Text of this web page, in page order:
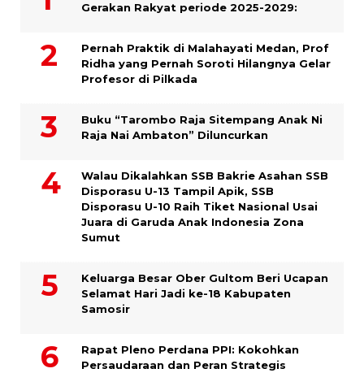
Gerakan Rakyat periode 2025-2029:
Pernah Praktik di Malahayati Medan, Prof
Ridha yang Pernah Soroti Hilangnya Gelar
Profesor di Pilkada
Buku “Tarombo Raja Sitempang Anak Ni
Raja Nai Ambaton” Diluncurkan
Walau Dikalahkan SSB Bakrie Asahan SSB
Disporasu U-13 Tampil Apik, SSB
Disporasu U-10 Raih Tiket Nasional Usai
Juara di Garuda Anak Indonesia Zona
Sumut
Keluarga Besar Ober Gultom Beri Ucapan
Selamat Hari Jadi ke-18 Kabupaten
Samosir
Rapat Pleno Perdana PPI: Kokohkan
Persaudaraan dan Peran Strategis